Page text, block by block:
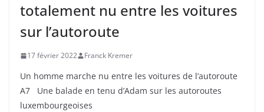
totalement nu entre les voitures
sur l’autoroute
17 février 2022 Franck Kremer
Un homme marche nu entre les voitures de l’autoroute
A7 Une balade en tenu d’Adam sur les autoroutes
luxembourgeoises